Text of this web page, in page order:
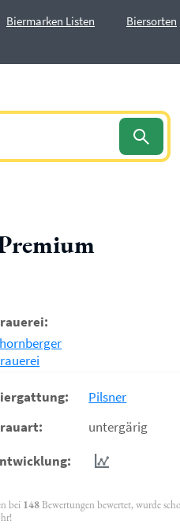
Biermarken Listen Biersorten
Pilsner
untergärig
bei 148Bewertungen bewertet, wurde